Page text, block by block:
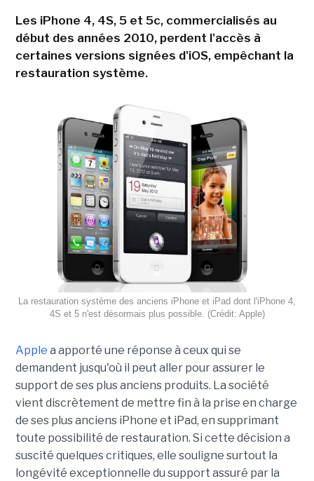
Les iPhone 4, 4S, 5 et 5c, commercialisés au
début des années 2010, perdent l'accès à
certaines versions signées d'iOS, empêchant la
restauration système.
La restauration système des anciens iPhone et iPad dont l'iPhone 4,
4S et 5 n'est désormais plus possible. (Crédit: Apple)
Apple a apporté une réponse à ceux qui se
demandent jusqu'où il peut aller pour assurer le
support de ses plus anciens produits. La société
vient discrètement de mettre fin à la prise en charge
de ses plus anciens iPhone et iPad, en supprimant
toute possibilité de restauration. Si cette décision a
suscité quelques critiques, elle souligne surtout la
longévité exceptionnelle du support assuré par la